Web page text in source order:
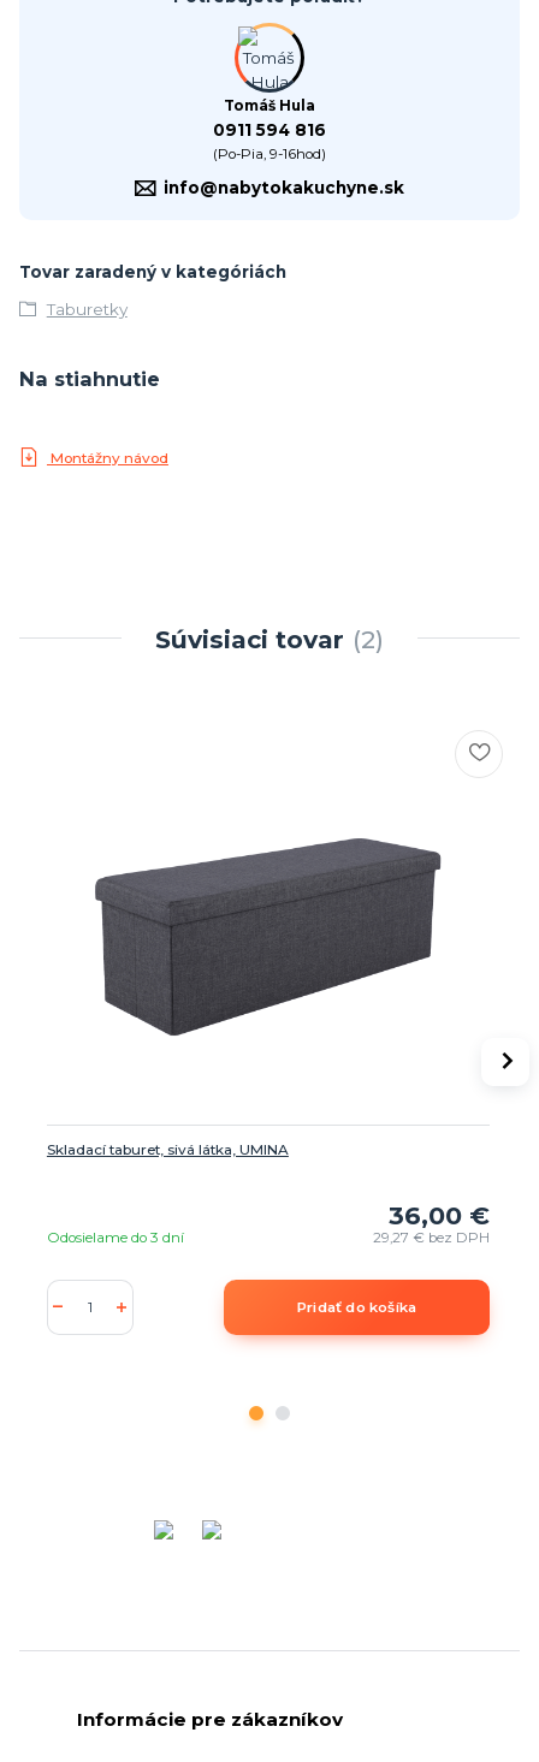
Tomáš Hula
0911 594 816
(Po-Pia, 9-16hod)
info@nabytokakuchyne.sk
Tovar zaradený v kategóriách
Taburetky
Na stiahnutie
Montážny návod
Súvisiaci tovar 2
Skladací taburet, sivá látka, UMINA
36,00 €
29,27 € bez DPH
Odosielame do 3 dní
Pridať do košíka
Informácie pre zákazníkov